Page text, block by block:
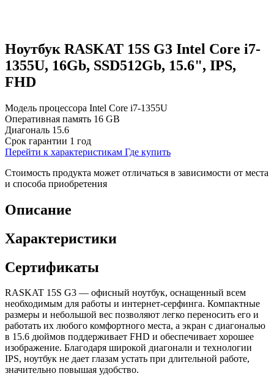
Ноутбук RASKAT 15S G3 Intel Core i7-
1355U, 16Gb, SSD512Gb, 15.6", IPS,
FHD
Модель процессора Intel Core i7-1355U
Оперативная память 16 GB
Диагональ 15.6
Срок гарантии 1 год
Перейти к характеристикам Где купить
Стоимость продукта может отличаться в зависимости от места
и способа приобретения
Описание
Характеристики
Сертификаты
RASKAT 15S G3 — офисный ноутбук, оснащенный всем
необходимым для работы и интернет-серфинга. Компактные
размеры и небольшой вес позволяют легко переносить его и
работать их любого комфортного места, а экран с диагональю
в 15.6 дюймов поддерживает FHD и обеспечивает хорошее
изображение. Благодаря широкой диагонали и технологии
IPS, ноутбук не дает глазам устать при длительной работе,
значительно повышая удобство.